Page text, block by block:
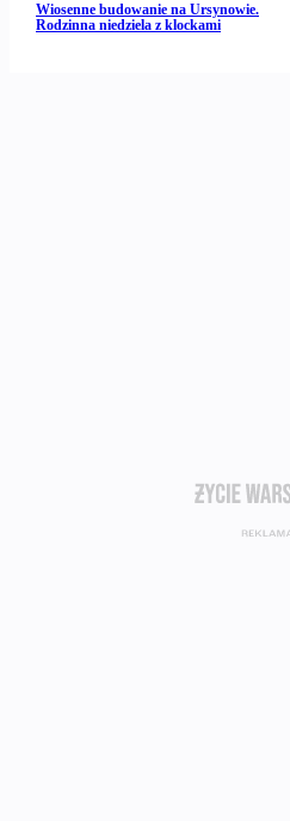
Wiosenne budowanie na Ursynowie.
Rodzinna niedziela z klockami